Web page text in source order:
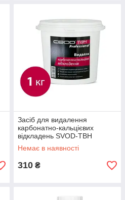
Засіб для видалення
карбонатно-кальцієвих
відкладень SVOD-ТВН
Professional, 1кг
Немає в наявності
310 ₴